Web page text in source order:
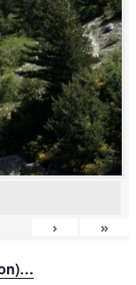
› »